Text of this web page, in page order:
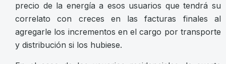
precio de la energía a esos usuarios que tendrá su
correlato con creces en las facturas finales al
agregarle los incrementos en el cargo por transporte
y distribución si los hubiese.